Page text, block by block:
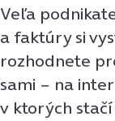
Veľa
a faktúry si
rozhodnete
sami − na
v ktorých